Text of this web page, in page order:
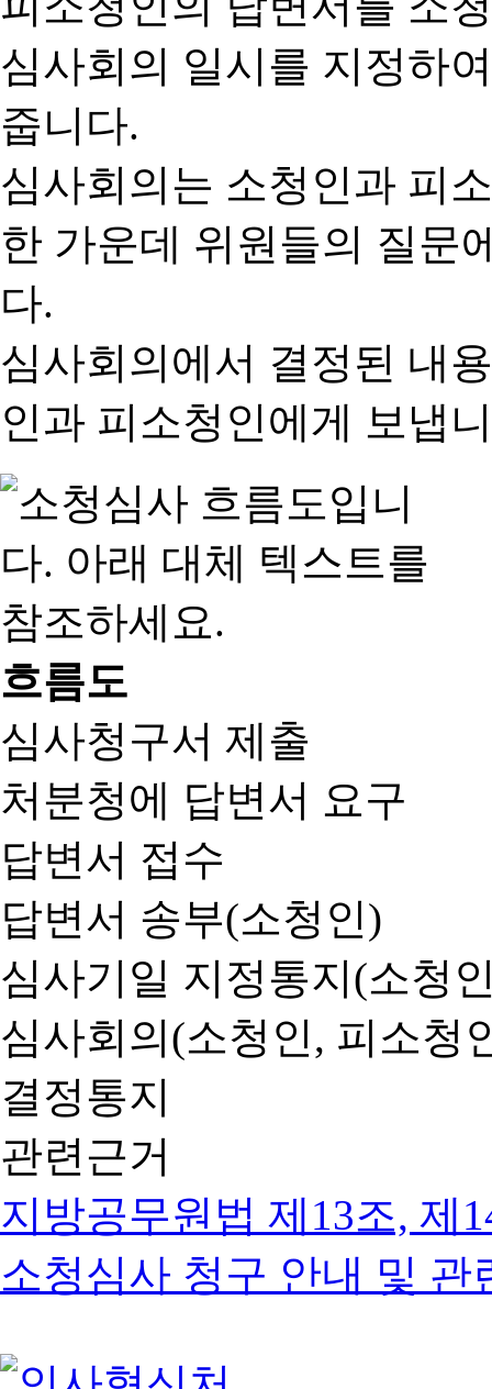
심사회의 일시를 지정하
줍니다.
심사회의는 소청인과 피
한 가운데 위원들의 질문
다.
심사회의에서 결정된 내
인과 피소청인에게 보냅
흐름도
심사청구서 제출
처분청에 답변서 요구
답변서 접수
답변서 송부(소청인)
심사기일 지정통지(소청
심사회의(소청인, 피소청
결정통지
관련근거
지방공무원법 제13조, 제
소청심사 청구 안내 및 관